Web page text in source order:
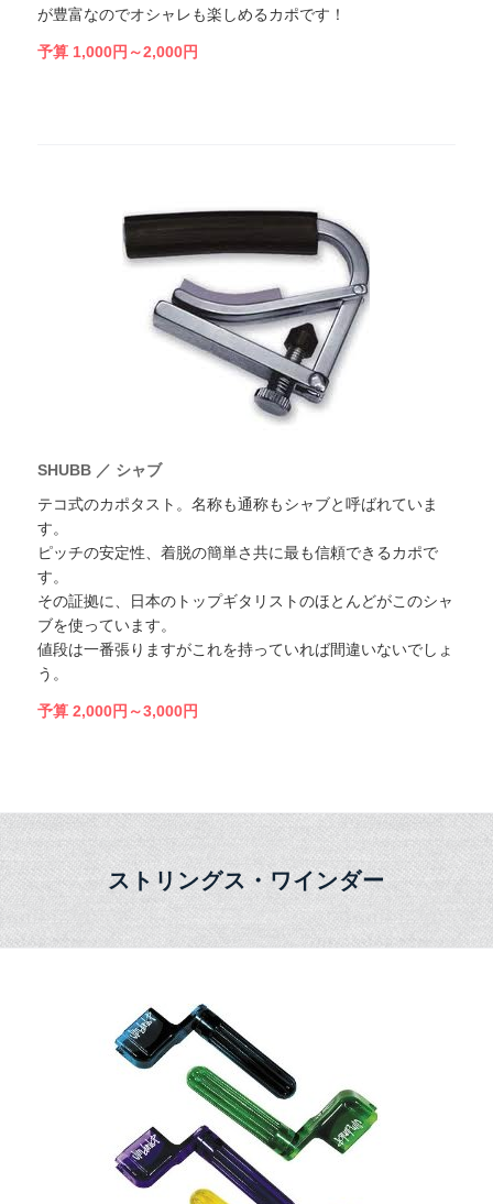
が豊富なのでオシャレも楽しめるカポです！
予算 1,000円～2,000円
SHUBB ／ シャブ
テコ式のカポタスト。名称も通称もシャブと呼ばれていま
す。
ピッチの安定性、着脱の簡単さ共に最も信頼できるカポで
す。
その証拠に、日本のトップギタリストのほとんどがこのシャ
ブを使っています。
値段は一番張りますがこれを持っていれば間違いないでしょ
う。
予算 2,000円～3,000円
ストリングス・ワインダー